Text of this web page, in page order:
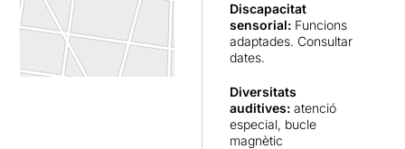
Discapacitat
sensorial: Funcions
adaptades. Consultar
dates.
Diversitats
auditives: atenció
especial, bucle
magnètic